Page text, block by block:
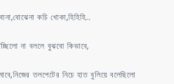
কচি খোকা,হিহিহি…
না বললে বুঝবো কিভাবে,
তলপেটের নিচে হাত বুলিয়ে বলেছিলো